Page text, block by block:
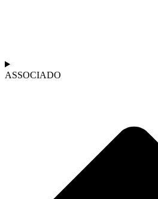
ASSOCIADO